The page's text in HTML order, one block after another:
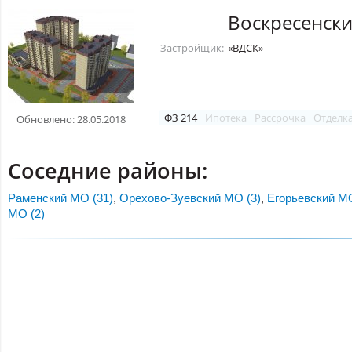
Обновлено: 28.05.2018
Застройщик: «ВДСК»
ФЗ 214 Ипотека Рассрочка
Соседние районы:
Раменский МО (31), Орехово-Зуевский МО (3), Егорьевский
МО (2)